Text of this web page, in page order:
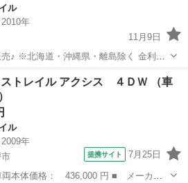
ル
2010年
11月9日
※北海道・沖縄県・離島除く 金利
☆ ここ...
トレイル オトロン
ストレイル アクシス ４ＤＷ （車
ル
2009年
提携サイト 7月25日